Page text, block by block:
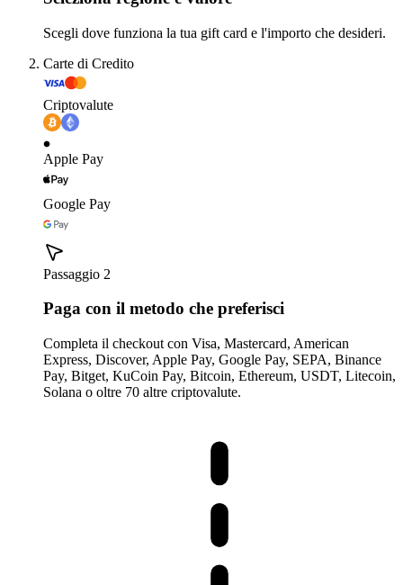
Scegli dove funziona la tua gift card e l'importo che desideri.
Carte di Credito
Criptovalute
Apple Pay
Google Pay
Passaggio 2
Paga con il metodo che preferisci
Completa il checkout con Visa, Mastercard, American
Express, Discover, Apple Pay, Google Pay, SEPA, Binance
Pay, Bitget, KuCoin Pay, Bitcoin, Ethereum, USDT, Litecoin,
Solana o oltre 70 altre criptovalute.